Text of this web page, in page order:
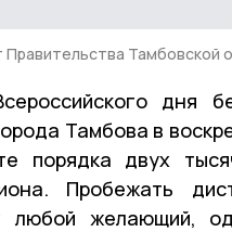
Тамбовской
дня
Тамбова в
порядка двух
Пробежать
любой желающий,